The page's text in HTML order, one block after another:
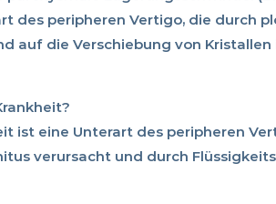
des peripheren Vertigo, die durch
auf die Verschiebung von
ist eine Unterart des peripheren
verursacht und durch